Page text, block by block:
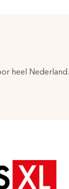
heel Nederland.